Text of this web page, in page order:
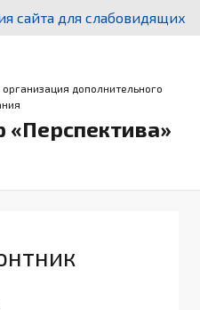
сайта для слабовидящих
дополнительного
«Перспектива»